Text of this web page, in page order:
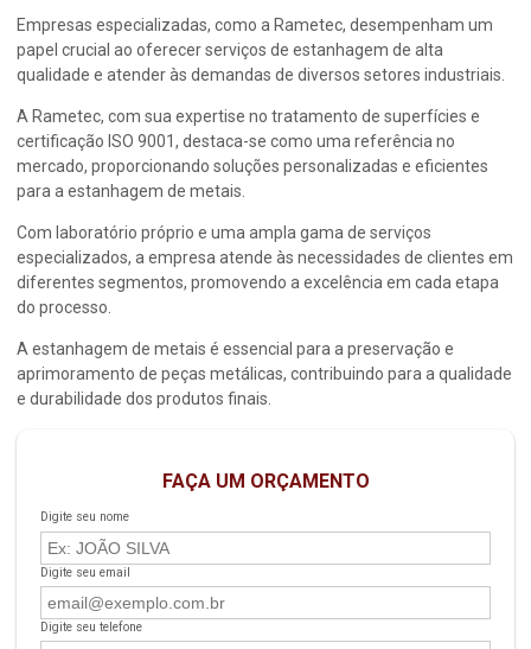
Empresas especializadas, como a Rametec, desempenham um
papel crucial ao oferecer serviços de estanhagem de alta
qualidade e atender às demandas de diversos setores industriais.
A Rametec, com sua expertise no tratamento de superfícies e
certificação ISO 9001, destaca-se como uma referência no
mercado, proporcionando soluções personalizadas e eficientes
para aestanhagem de metais.
Com laboratório próprio e uma ampla gama de serviços
especializados, a empresa atende às necessidades de clientes em
diferentes segmentos, promovendo a excelência em cada etapa
do processo.
Aestanhagem de metais é essencial para a preservação e
aprimoramento de peças metálicas, contribuindo para a qualidade
e durabilidade dos produtos finais.
FAÇA UM ORÇAMENTO
Digite seu nome
Digite seu email
Digite seu telefone